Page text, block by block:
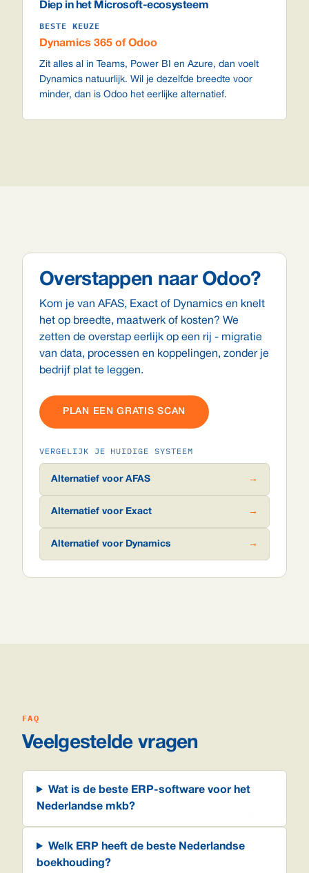
Diep in het Microsoft-ecosysteem
BESTE KEUZE
Dynamics 365 of Odoo
Zit alles al in Teams, Power BI en Azure, dan voelt
Dynamics natuurlijk. Wil je dezelfde breedte voor
minder, dan is Odoo het eerlijke alternatief.
Overstappen naar Odoo?
Kom je van AFAS, Exact of Dynamics en knelt
het op breedte, maatwerk of kosten? We
zetten de overstap eerlijk op een rij - migratie
van data, processen en koppelingen, zonder je
bedrijf plat te leggen.
PLAN EEN GRATIS SCAN
VERGELIJK JE HUIDIGE SYSTEEM
Alternatief voor AFAS →
Alternatief voor Exact →
Alternatief voor Dynamics →
FAQ
Veelgestelde vragen
Wat is de beste ERP-software voor het
Nederlandse mkb?
Welk ERP heeft de beste Nederlandse
boekhouding?